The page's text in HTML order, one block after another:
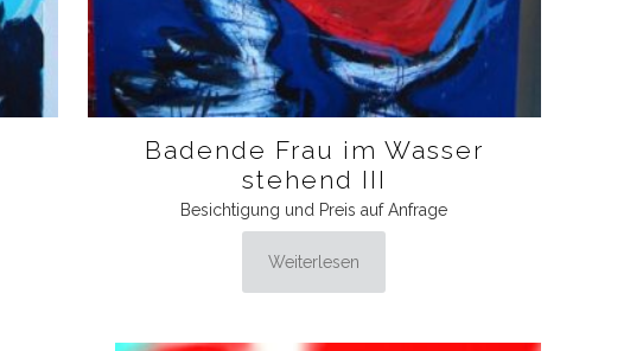
Badende Frau im Wasser
stehend III
Besichtigung und Preis auf Anfrage
Weiterlesen